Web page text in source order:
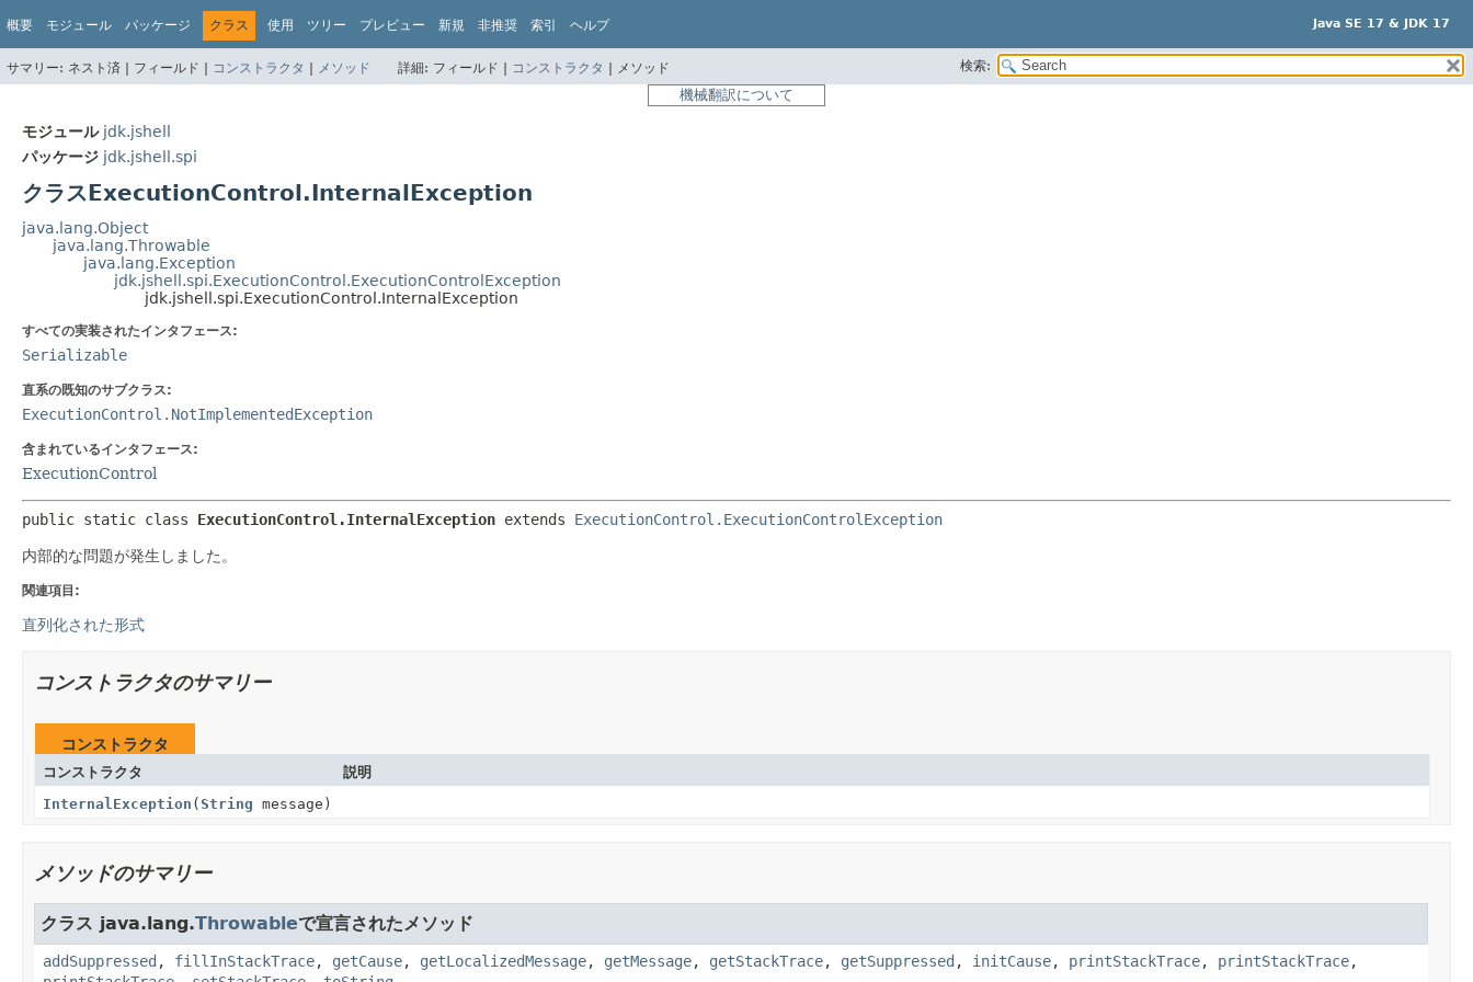
Java SE 17 & JDK 17
概要 モジュール パッケージ クラス 使用 ツリー プレビュー 新規 非推奨 索引 ヘルプ
サマリー: ネスト済 | フィールド | コンストラクタ | メソッド 詳細: フィールド | コンストラクタ | メソッド 検索:
機械翻訳について
モジュール jdk.jshell
パッケージ jdk.jshell.spi
クラスExecutionControl.InternalException
java.lang.Object
java.lang.Throwable
java.lang.Exception
jdk.jshell.spi.ExecutionControl.ExecutionControlException
jdk.jshell.spi.ExecutionControl.InternalException
すべての実装されたインタフェース:
Serializable
直系の既知のサブクラス:
ExecutionControl.NotImplementedException
含まれているインタフェース:
ExecutionControl
public static class ExecutionControl.InternalException extends ExecutionControl.ExecutionControlException
内部的な問題が発生しました。
関連項目:
直列化された形式
コンストラクタのサマリー
コンストラクタ
コンストラクタ
説明
InternalException (String message)
メソッドのサマリー
クラス java.lang.Throwableで宣言されたメソッド
addSuppressed , fillInStackTrace, getCause, getLocalizedMessage, getMessage, getStackTrace, getSuppressed , initCause, printStackTrace, printStackTrace,